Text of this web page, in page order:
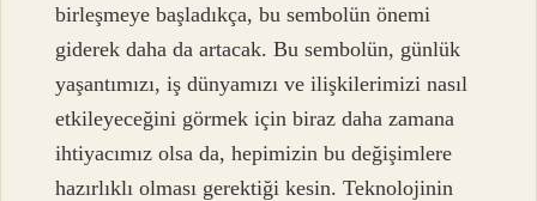
birleşmeye başladıkça, bu sembolün önemi
giderek daha da artacak. Bu sembolün, günlük
yaşantımızı, iş dünyamızı ve ilişkilerimizi nasıl
etkileyeceğini görmek için biraz daha zamana
ihtiyacımız olsa da, hepimizin bu değişimlere
hazırlıklı olması gerektiği kesin. Teknolojinin